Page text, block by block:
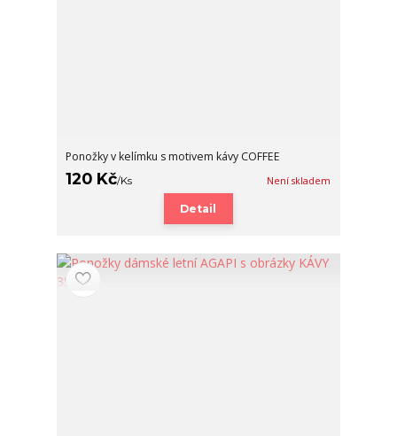
Ponožky v kelímku s motivem kávy COFFEE
120 Kč/Ks Není skladem
Detail